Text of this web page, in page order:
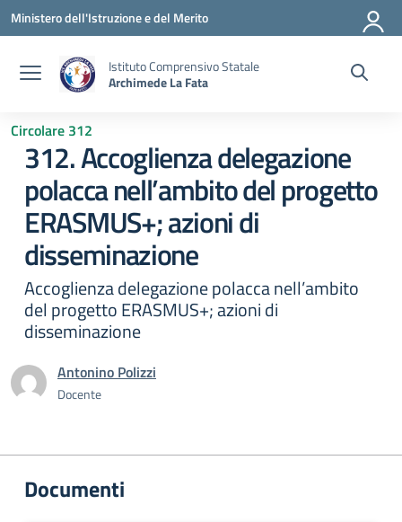
Vai ai contenuti
Vai al menu di navigazione
Vai al footer
Ministero dell'Istruzione e del Merito
Istituto Comprensivo Statale
Archimede La Fata
Circolare 312
312. Accoglienza delegazione
polacca nell’ambito del progetto
ERASMUS+; azioni di
disseminazione
Accoglienza delegazione polacca nell’ambito
del progetto ERASMUS+; azioni di
disseminazione
Antonino Polizzi
Docente
Documenti